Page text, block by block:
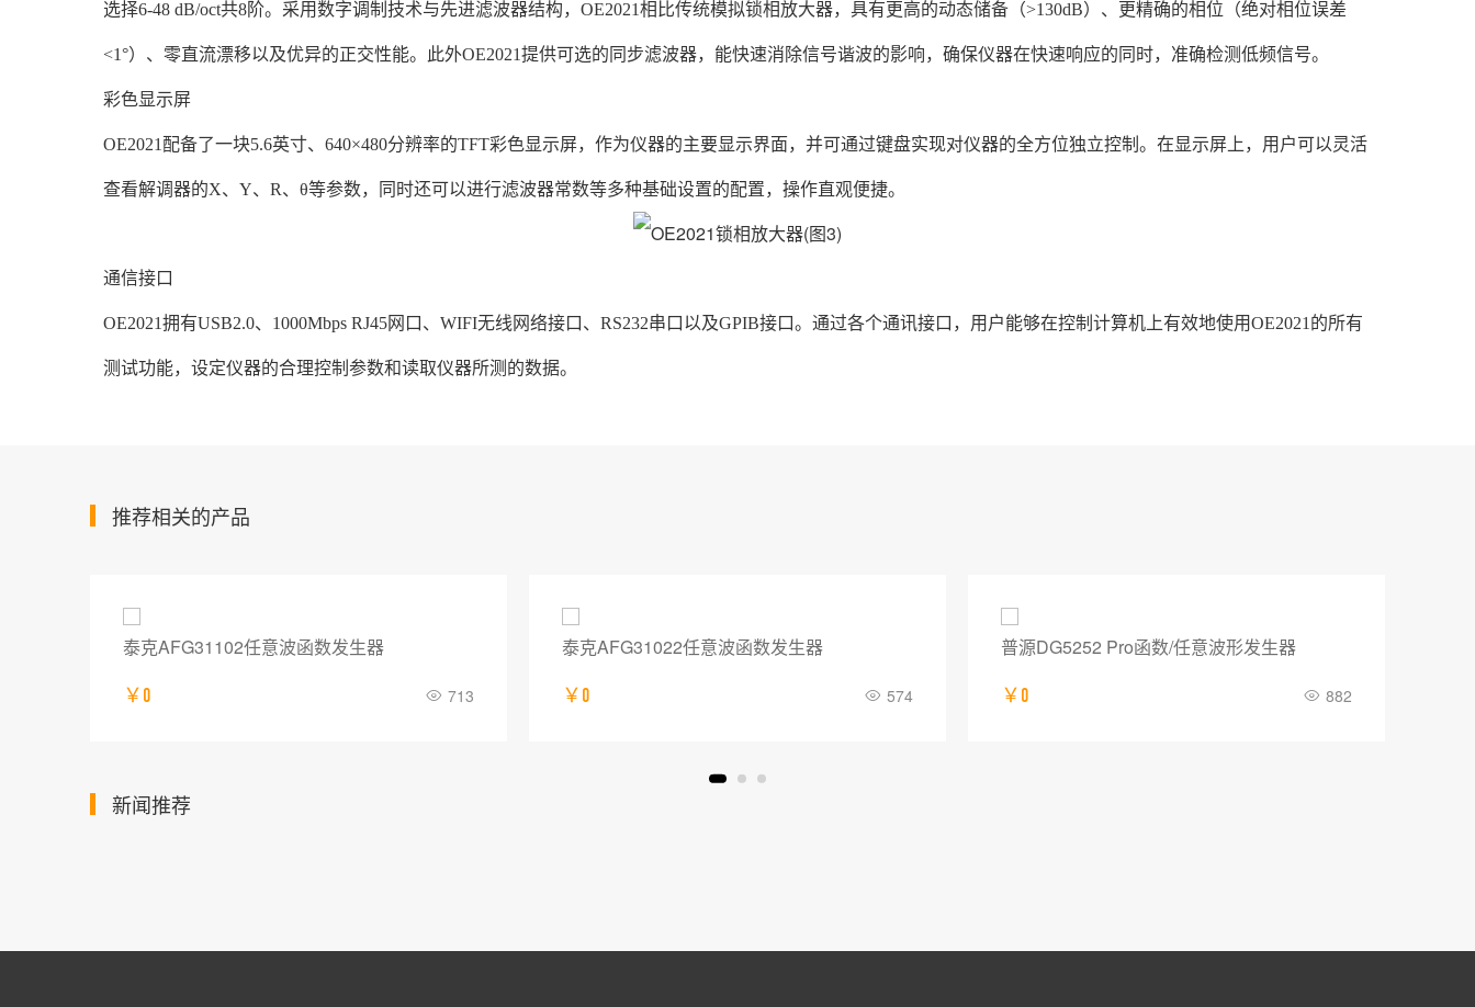
选择6-48 dB/oct共8阶。采用数字调制技术与先进滤波器结构，OE2021相比传统模拟锁相放大器，具有更高的动态储备（>130dB）、更精确的相位（绝对相位误差
<1°）、零直流漂移以及优异的正交性能。此外OE2021提供可选的同步滤波器，能快速消除信号谐波的影响，确保仪器在快速响应的同时，准确检测低频信号。
彩色显示屏
OE2021配备了一块5.6英寸、640×480分辨率的TFT彩色显示屏，作为仪器的主要显示界面，并可通过键盘实现对仪器的全方位独立控制。在显示屏上，用户可以灵活
查看解调器的X、Y、R、θ等参数，同时还可以进行滤波器常数等多种基础设置的配置，操作直观便捷。
通信接口
OE2021拥有USB2.0、1000Mbps RJ45网口、WIFI无线网络接口、RS232串口以及GPIB接口。通过各个通讯接口，用户能够在控制计算机上有效地使用OE2021的所有
测试功能，设定仪器的合理控制参数和读取仪器所测的数据。
推荐相关的产品
泰克AFG31022任意波函数发生器
￥0 574
普源DG5252 Pro函数/任意波形发生器
￥0 882
IT8000系列 回馈式直流电子负载
￥12985 505
新闻推荐